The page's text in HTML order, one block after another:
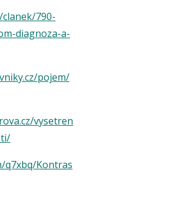
790-
diagnoza-a-
pojem/
vysetren
q7xbq/Kontras